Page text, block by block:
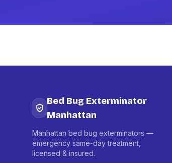
Bed Bug Exterminator
Manhattan
Manhattan bed bug exterminators —
emergency same-day treatment,
licensed & insured.